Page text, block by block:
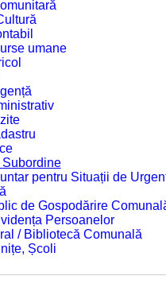
umane
pentru Situații de
de Gospodărire
Persoanelor
/ Bibliotecă Comunală
Școli